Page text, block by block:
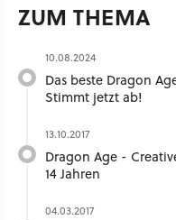
ZUM THEMA
10.08.2024
Das beste Dragon
Stimmt jetzt ab!
13.10.2017
Dragon Age -
14 Jahren
04.03.2017